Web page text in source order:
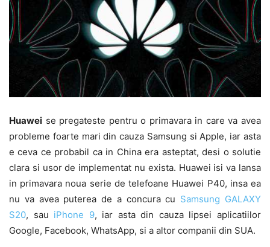
Huawei se pregateste pentru o primavara in care va avea
probleme foarte mari din cauza Samsung si Apple, iar asta
e ceva ce probabil ca in China era asteptat, desi o solutie
clara si usor de implementat nu exista. Huawei isi va lansa
in primavara noua serie de telefoane Huawei P40, insa ea
nu va avea puterea de a concura cu Samsung GALAXY
S20, sau iPhone 9, iar asta din cauza lipsei aplicatiilor
Google, Facebook, WhatsApp, si a altor companii din SUA.